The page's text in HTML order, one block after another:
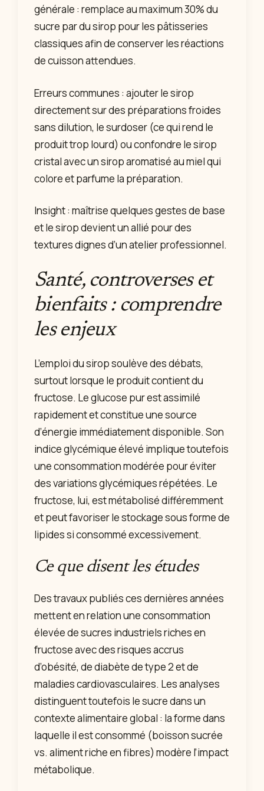
générale : remplace au maximum 30% du
sucre par du sirop pour les pâtisseries
classiques afin de conserver les réactions
de cuisson attendues.
Erreurs communes : ajouter le sirop
directement sur des préparations froides
sans dilution, le surdoser (ce qui rend le
produit trop lourd) ou confondre le sirop
cristal avec un sirop aromatisé au miel qui
colore et parfume la préparation.
Insight : maîtrise quelques gestes de base
et le sirop devient un allié pour des
textures dignes d’un atelier professionnel.
Santé, controverses et
bienfaits : comprendre
les enjeux
L’emploi du sirop soulève des débats,
surtout lorsque le produit contient du
fructose. Le glucose pur est assimilé
rapidement et constitue une source
d’énergie immédiatement disponible. Son
indice glycémique élevé implique toutefois
une consommation modérée pour éviter
des variations glycémiques répétées. Le
fructose, lui, est métabolisé différemment
et peut favoriser le stockage sous forme de
lipides si consommé excessivement.
Ce que disent les études
Des travaux publiés ces dernières années
mettent en relation une consommation
élevée de sucres industriels riches en
fructose avec des risques accrus
d’obésité, de diabète de type 2 et de
maladies cardiovasculaires. Les analyses
distinguent toutefois le sucre dans un
contexte alimentaire global : la forme dans
laquelle il est consommé (boisson sucrée
vs. aliment riche en fibres) modère l’impact
métabolique.